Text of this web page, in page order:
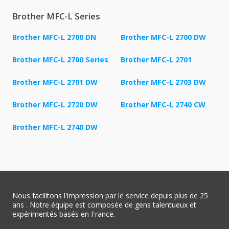
Brother MFC-L Series
Brother MFC-L 2700 DN Brother MFC-L 2700 DW
Brother MFC-L 2700 Series Brother MFC-L 2701
Brother MFC-L 2701 DW Brother MFC-L 2703 DW
Brother MFC-L 2720 DW Brother MFC-L 2740 CW
Brother MFC-L 2740 DW
Nous facilitons l'impression par le service depuis plus de 25
ans . Notre équipe est composée de gens talentueux et
expérimentés basés en France.